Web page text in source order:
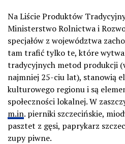
Na Liście Produktów
Ministerstwo Rolnictwa i
specjałów z województwa
tam trafić tylko te, które
tradycyjnych metod produkcji
najmniej 25-ciu lat), stanowią
kulturowego regionu i są
społeczności lokalnej. W
m.in. pierniki szczecińskie,
pasztet z gęsi, paprykarz
zupy piwne.